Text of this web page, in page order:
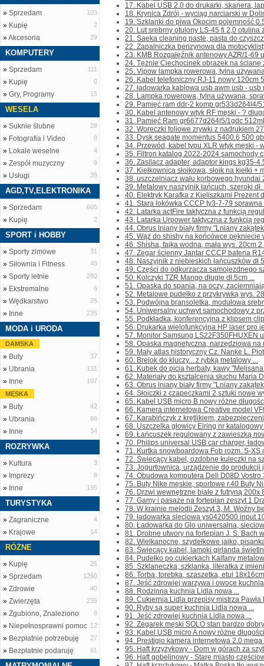
» Sprzedam 103
» Kupię 2
»Akcesoria 29
KOMPUTERY
» Sprzedam 111
» Kupię 0
» Gry, Programy 15
WESELA
» Suknie ślubne 28
» Fotografia i Video 8
» Lokale weselne 4
» Zespół muzyczny 9
» Usługi 39
AGD,TV,ELEKTRONIKA
» Sprzedam 605
» Kupię 2
SPORT i HOBBY
» Sporty zimowe 31
» Siłownia i Fitness 40
» Sporty letnie 280
» Ekstremalne 6
» Wędkarstwo 25
» Inne 235
MODA i URODA
DAMSKA
» Buty 37
» Ubrania 131
» Inne
107
MĘSKA
» Buty 42
» Ubrania 86
» Inne 34
ROZRYWKA
» Kultura 3
» Imprezy 8
» Inne 195
TURYSTYKA
» Zagraniczne 4
» Krajowe 14
RÓŻNE
» Kupię 26
» Sprzedam 1260
» Zdrowie 40
» Zwierzęta 235
» Zgubiono, Znaleziono 8
» Niepełnosprawni pomoc 12
» Bezpłatnie potrzebuję 27
» Bezpłatnie podaruję 61
17. Kabel USB 2.0 do drukarki, skanera,
18. Krynica Zdrój - wyciąg narciarski w
19. Szklanki do piwa Okocim pojemność
20. Lut srebrny otulony LS-45 fi 2,0 otulina
21. Saeka cleaning paste, pasta do
22. Zapalniczka benzynowa dla
23. KMB Rozgałęźnik antenowy AZR/1-69
24. Tężnie Ciechocinek obrazek na ścianę
25. Vipow lampka rowerowa, tylna
26. Kabel telefoniczny RJ-11 nowy 120cm
27. ładowarka kablowa usb awm usb -
28. Lampka rowerowa, tylna używana,
29. Pamięć ram ddr-2 komp gr533d264l4/
30. Kabel antenowy wtyk RF męski - ?
31. Pamięć Ram gr6677d264l5/1gdc
32. Woreczki foliowe zrywki z nadrukiem
33. Dysk seagate momentus 5400.6 500
34. Przewód, kabel typu XLR wtyk męski -
35. Filtron katalog 2022-2024 samochody
36. Zasilacz adapter, adaptor kings kg35-
37. Kiełkownica słoikowa, słoik na kiełki +
38. uszczelniacz wału korbowego hyundai
39. Metalowy naszyjnik łańcuch, szeroki
40. Elektryk Karafka z Kieliszkami Prezent
41. Stara lokówka CCCP ty3-7-79 sprawna
42. Latarka actFire taktyczna z funkcją
43. Latarka Urpower taktyczna z funkcją
44. Obrus lniany biały firmy "Lniany
45. Wąż do shishy na końcówce pękniecie
46. Shisha, fajka wodna, mała wys. 20cm 2
47. Zegar ścienny Jantar CCCP bateria
48. Naszyjnik z niebieskich łańcuszków dł
49. Części do odkurzacza samojezdnego
50. Kolczyki TZR Mango długie dł.5cm ...
51. Opaska do spania, na oczy,
52. Metalowe pudełko z przykrywką wys.
53. Podwójna bransoletka, modułowa
54. Uniwersalny uchwyt samochodowy z
55. Podkładka, konferencyjna z klipsem
56. Drukarka wielofunkcyjna HP laser pro
57. Monitor Samsung LS22F350FHUXEN
58. Opaska magnetyczna, narzędziowa na
59. Mały atlas historyczny Cz. Nanke L.
60. Brelok do kluczy... z rybką metalowy ...
61. Kubek do picia herbaty, kawy
62. Materiały do kształcenia słuchu Maria
63. Obrus lniany biały firmy "Lniany
64. Słoiczki z czapeczkami 2 sztuki nowe
65. Kabel USB micro B nowy różne
66. Kamera internetowa Creative model
67. Karabińczyk z krętlikiem,
68. Uszczelka głowicy Elring nr
69. Łańcuszek regulowany z zawieszką
70. Philips universal USB car charger,
71. Kurtka snowboardowa Fob rozm. S-XS
72. Świecący kabel, ozdobne kuleczki na
73. Jogurtownica, urządzenie do produkcji
74. Obudowa komputera Dell D08D Vostro
75. Buty Nike męskie, sportowe r.40 Buty
76. Drzwi wewnętrzne białe z futryną 200x
77. Gamy i pasaże na fortepian zeszyt 1
78. W krainie melodii Zeszyt 3, M. Woźny
79. ładowarka sieciowa ys0420500 input
80. Ładowarka do Glo uniwersalna,
81. Drobne utwory na fortepian J. S. Bach
82. Wielkanocne, szydełkowe jajko,
83. Świecący kabel, lampki girlanda
84. Pudełko po cukierkach Kalfany
85. Szklaneczka, szklanka, literatka z
86. Torba, torebka, szaszetka, etui
87. Jeść zdrowiej warzywa i owoce
88. Rodzinna kuchnia Lidla nowa ...
89. Cukiernia Lidla przepisy mistrza Pawła
90. Ryby są super kuchnia Lidla nowa ...
91. Jeść zdrowiej kuchnia Lidla nowa ...
92. Zegarek męski SOLO stan bardzo
93. Kabel USB micro A nowy różne
94. Prestigio kamera internetowa 2.0
95. Haft krzyżykowy - Dom w górach za
96. Haft gobelinowy - Stare miasto